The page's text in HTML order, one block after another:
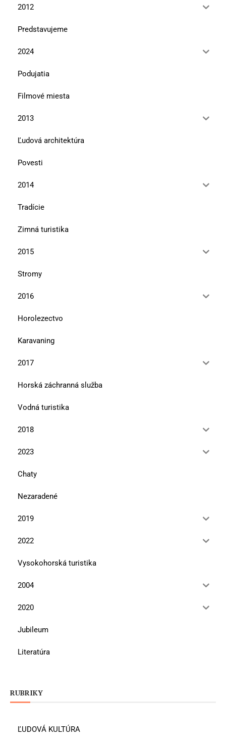
2012
Predstavujeme
2024
Podujatia
Filmové miesta
2013
Ľudová architektúra
Povesti
2014
Tradície
Zimná turistika
2015
Stromy
2016
Horolezectvo
Karavaning
2017
Horská záchranná služba
Vodná turistika
2018
2023
Chaty
Nezaradené
2019
2022
Vysokohorská turistika
2004
2020
Jubileum
Literatúra
RUBRIKY
ĽUDOVÁ KULTÚRA